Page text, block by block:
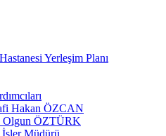
Yerleşim Planı
Hakan ÖZCAN
Olgun ÖZTÜRK
Müdürü